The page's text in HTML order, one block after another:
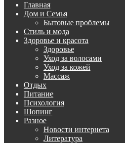
Главная
Дом и Семья
Бытовые проблемы
Стиль и мода
Здоровье и красота
Здоровье
Уход за волосами
Уход за кожей
Массаж
Отдых
Питание
Психология
Шопинг
Разное
Новости интернета
Литература